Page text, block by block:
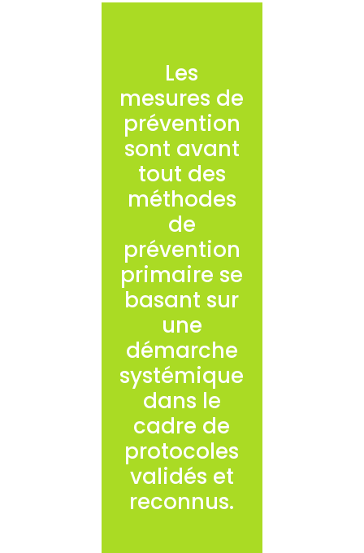
Les
mesures de
prévention
sont avant
tout des
méthodes
de
prévention
primaire se
basant sur
une
démarche
systémique
dans le
cadre de
protocoles
validés et
reconnus.